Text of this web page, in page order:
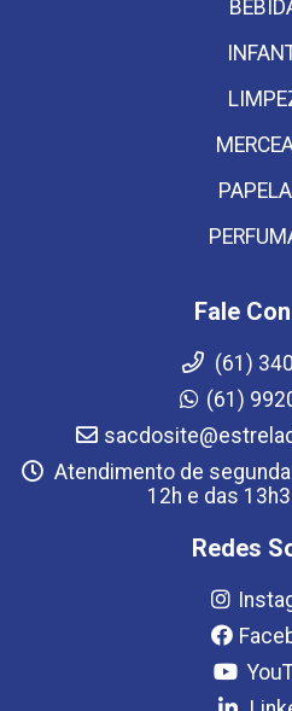
Fale
(61)
(61)
Atendimento de
12h e das
Redes